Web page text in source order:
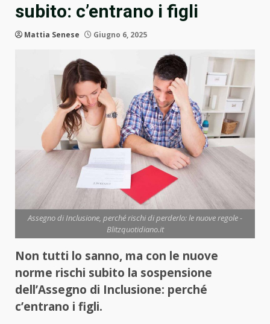
subito: c’entrano i figli
Mattia Senese Giugno 6, 2025
Assegno di Inclusione, perché rischi di perderlo: le nuove regole -
Blitzquotidiano.it
Non tutti lo sanno, ma con le nuove
norme rischi subito la sospensione
dell’Assegno di Inclusione: perché
c’entrano i figli.